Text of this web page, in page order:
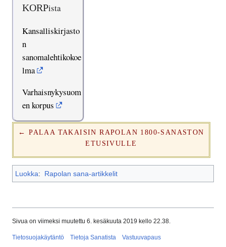
KORPista
Kansalliskirjasto
n
sanomalehtikokoe
lma
Varhaisnykysuom
en korpus
← PALAA TAKAISIN RAPOLAN 1800-SANASTON
ETUSIVULLE
Luokka: Rapolan sana-artikkelit
Sivua on viimeksi muutettu 6. kesäkuuta 2019 kello 22.38.
Tietosuojakäytäntö Tietoja Sanatista Vastuuvapaus